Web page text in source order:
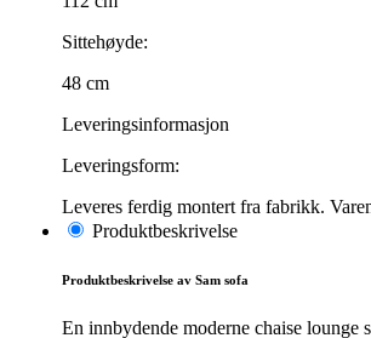
Sittehøyde:
48 cm
Leveringsinformasjon
Leveringsform:
Leveres ferdig montert fra fabrikk.
Produktbeskrivelse
Produktbeskrivelse av Sam sofa
En innbydende moderne chaise lounge